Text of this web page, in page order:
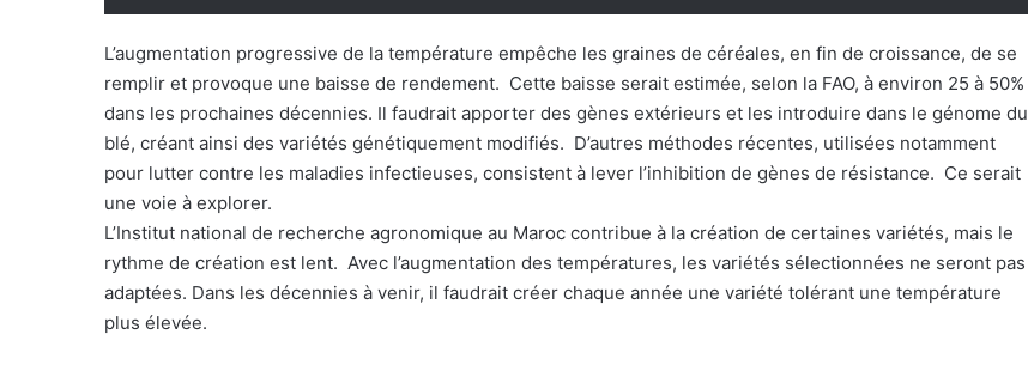
L’augmentation progressive de la température empêche les graines de céréales, en fin de croissance, de se
remplir et provoque une baisse de rendement. Cette baisse serait estimée, selon la FAO, à environ 25 à 50%
dans les prochaines décennies. Il faudrait apporter des gènes extérieurs et les introduire dans le génome du
blé, créant ainsi des variétés génétiquement modifiés. D’autres méthodes récentes, utilisées notamment
pour lutter contre les maladies infectieuses, consistent à lever l’inhibition de gènes de résistance. Ce serait
une voie à explorer.
L’Institut national de recherche agronomique au Maroc contribue à la création de certaines variétés, mais le
rythme de création est lent. Avec l’augmentation des températures, les variétés sélectionnées ne seront pas
adaptées. Dans les décennies à venir, il faudrait créer chaque année une variété tolérant une température
plus élevée.